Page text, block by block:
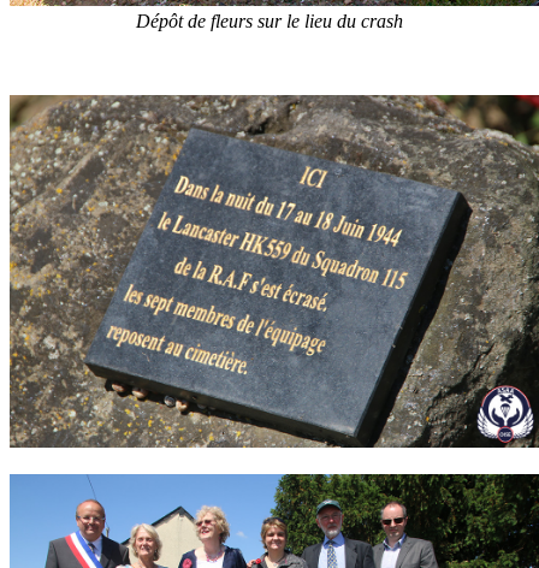
Dépôt de fleurs sur le lieu du crash